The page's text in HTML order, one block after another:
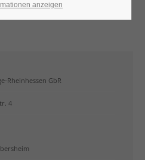
consectetuer adipiscing
Rheinhessen GbR
4
anzeigen